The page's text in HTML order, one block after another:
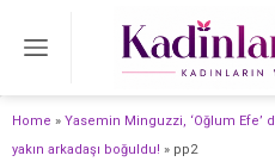
Home » Yasemin Minguzzi, ‘Oğlum Efe’
yakın arkadaşı boğuldu! » pp2